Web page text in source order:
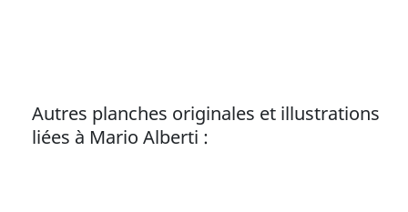
également publiée en Espagne, au Portugal, en
Allemagne, en Italie ainsi qu’aux États-Unis. La
Autres planches originales et illustrations
liées à Mario Alberti :